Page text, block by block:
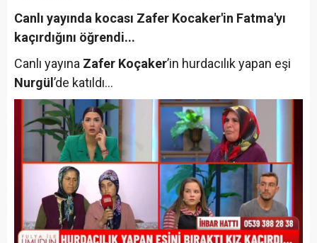
Canlı yayında kocası Zafer Kocaker'in Fatma'yı
kaçırdığını öğrendi...
Canlı yayına Zafer Koçaker’in hurdacılık yapan eşi
Nurgül ’de katıldı…